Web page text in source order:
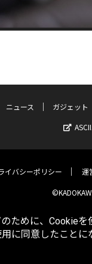
ニュース ガジェット
イバシーポリシー 運
ために、Cookie
に同意したこと